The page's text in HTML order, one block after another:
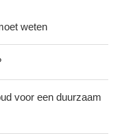
weten
voor een duurzaam